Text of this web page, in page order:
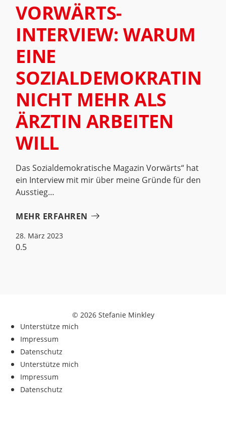
VORWÄRTS-
INTERVIEW: WARUM
EINE
SOZIALDEMOKRATIN
NICHT MEHR ALS
ÄRZTIN ARBEITEN
WILL
Das Sozialdemokratische Magazin Vorwärts“ hat
ein Interview mit mir über meine Gründe für den
Ausstieg
MEHR ERFAHREN
28. März 2023
© 2026 Stefanie Minkley
Unterstütze mich
Impressum
Datenschutz
Unterstütze mich
Impressum
Datenschutz